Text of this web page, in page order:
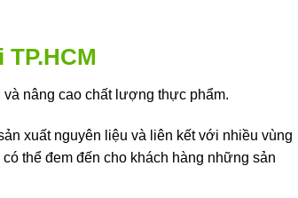
nâng cao chất lượng thực phẩm.
xuất nguyên liệu và liên kết với nhiều vùng
thể đem đến cho khách hàng những sản